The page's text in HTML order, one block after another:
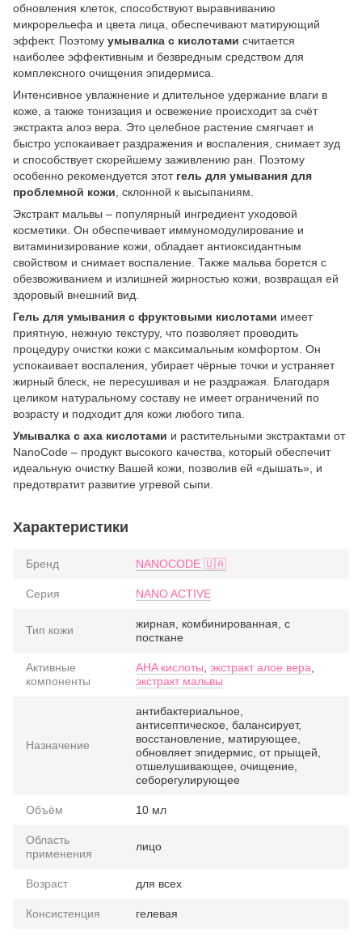
обновления клеток, способствуют выравниванию
микрорельефа и цвета лица, обеспечивают матирующий
эффект. Поэтому умывалка с кислотами считается
наиболее эффективным и безвредным средством для
комплексного очищения эпидермиса.
Интенсивное увлажнение и длительное удержание влаги в
коже, а также тонизация и освежение происходит за счёт
экстракта алоэ вера. Это целебное растение смягчает и
быстро успокаивает раздражения и воспаления, снимает зуд
и способствует скорейшему заживлению ран. Поэтому
особенно рекомендуется этот гель для умывания для
проблемной кожи , склонной к высыпаниям.
Экстракт мальвы – популярный ингредиент уходовой
косметики. Он обеспечивает иммуномодулирование и
витаминизирование кожи, обладает антиоксидантным
свойством и снимает воспаление. Также мальва борется с
обезвоживанием и излишней жирностью кожи, возвращая ей
здоровый внешний вид.
Гель для умывания с фруктовыми кислотами имеет
приятную, нежную текстуру, что позволяет проводить
процедуру очистки кожи с максимальным комфортом. Он
успокаивает воспаления, убирает чёрные точки и устраняет
жирный блеск, не пересушивая и не раздражая. Благодаря
целиком натуральному составу не имеет ограничений по
возрасту и подходит для кожи любого типа.
Умывалка с аха кислотами и растительными экстрактами от
NanoCode – продукт высокого качества, который обеспечит
идеальную очистку Вашей кожи, позволив ей «дышать», и
предотвратит развитие угревой сыпи.
Характеристики
Бренд NANOCODE 🇺🇦
Серия NANO ACTIVE
Тип кожи
жирная, комбинированная, с
посткане
Активные
компоненты
AHA кислоты экстракт алое вера
экстракт мальвы
Назначение
антибактериальное,
антисептическое, балансирует,
восстановление, матирующее,
обновляет эпидермис, от прыщей,
отшелушивающее, очищение,
себорегулирующее
Объём 10 мл
Область
применения
лицо
Возраст для всех
Консистенция гелевая